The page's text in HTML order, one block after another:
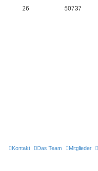
26 50737
Mitglieder
Das Team
Kontakt